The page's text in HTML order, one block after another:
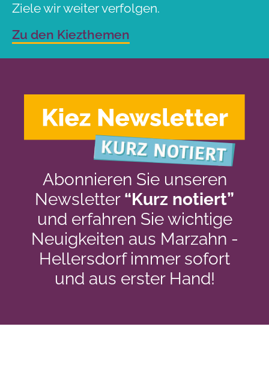
Ziele wir weiter verfolgen.
Zu den Kiezthemen
Abonnieren Sie unseren
Newsletter “Kurz notiert”
und erfahren Sie wichtige
Neuigkeiten aus Marzahn -
Hellersdorf immer sofort
und aus erster Hand!